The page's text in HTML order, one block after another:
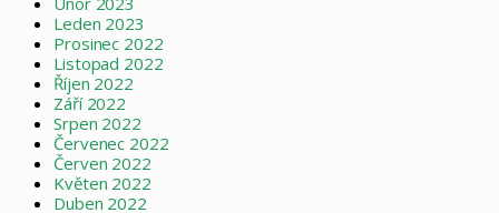
Leden 2023
Prosinec 2022
Listopad 2022
Říjen 2022
Září 2022
Srpen 2022
Červenec 2022
Červen 2022
Květen 2022
Duben 2022